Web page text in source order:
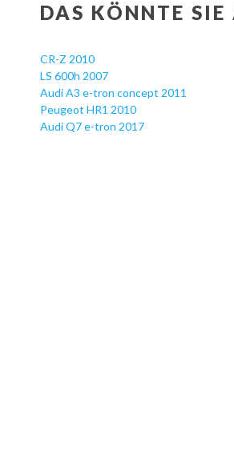
DAS KÖNNTE SIE
CR-Z 2010
LS 600h 2007
Audi A3 e-tron concept 2011
Peugeot HR1 2010
Audi Q7 e-tron 2017